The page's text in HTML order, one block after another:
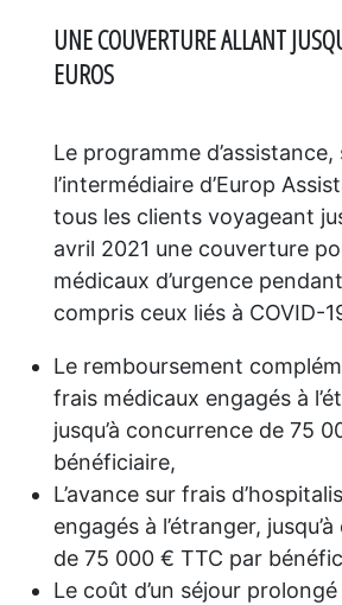
UNE COUVERTURE ALLANT
EUROS
Le programme
l’intermédiaire d’Europ
tous les clients voyageant
avril 2021 une couverture
médicaux d’urgence
compris ceux liés à COVID-
Le remboursement
frais médicaux engagés à
jusqu’à concurrence de 75
bénéficiaire,
L’avance sur frais
engagés à l’étranger,
de 75 000 € TTC par
Le coût d’un séjour